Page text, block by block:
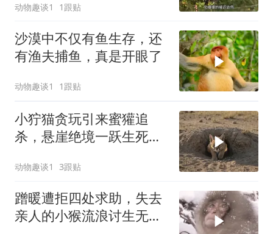
动物趣谈1 1跟贴
沙漠中不仅有鱼生存，还
有渔夫捕鱼，真是开眼了
动物趣谈1 1跟贴
小狞猫贪玩引来蜜獾追
杀，悬崖绝境一跃生死翻
动物趣谈1 3跟贴
蹭暖遭拒四处求助，失去
亲人的小猴流浪讨生无人